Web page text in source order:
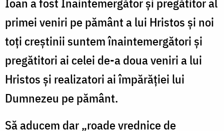
Ioan a fost Înaintemergător şi pregătitor al
primei veniri pe pământ a lui Hristos şi noi
toţi creştinii suntem înaintemergători şi
pregătitori ai celei de-a doua veniri a lui
Hristos şi realizatori ai împărăţiei lui
Dumnezeu pe pământ.
Să aducem dar „roade vrednice de